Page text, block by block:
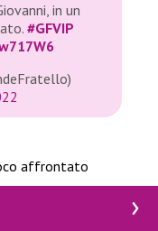
in un
#GFVIP
affrontato